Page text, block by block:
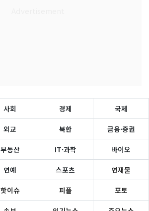
사회 경제 국제
외교 북한 금융·증권
부동산 IT·과학 바이오
연예 스포츠 연재물
핫이슈 피플 포토